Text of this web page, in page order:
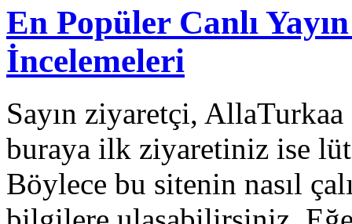
En Popüler Canlı
İncelemeleri
Sayın ziyaretçi,
buraya ilk ziyaretiniz ise
Böylece bu sitenin nasıl